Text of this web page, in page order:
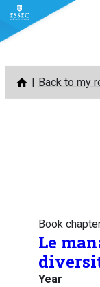
Skip
content
Back to my
Book
Le
Year